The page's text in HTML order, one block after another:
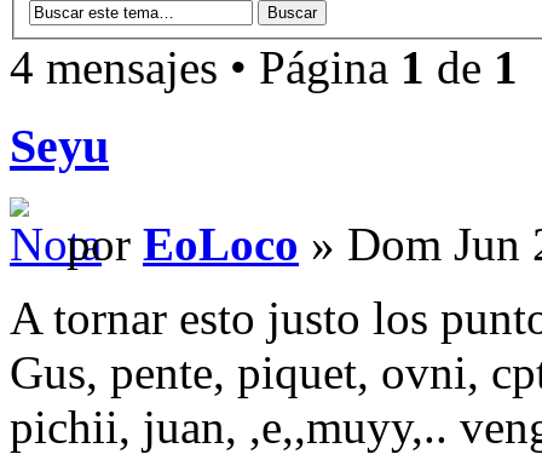
4 mensajes • Página 1 de 1
Seyu
por EoLoco » Dom Jun
A tornar esto justo los
Gus, pente, piquet, ovni,
pichii, juan, ,e,,muyy,..